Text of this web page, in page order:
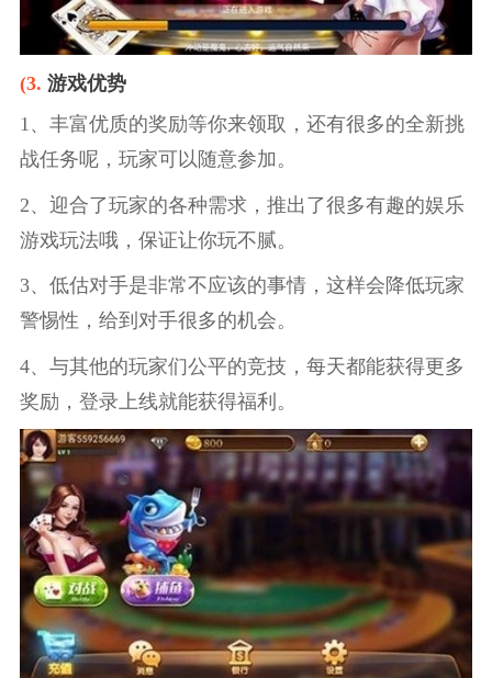
(3. 游戏优势
1、丰富优质的奖励等你来领取，还有很多的全新挑
战任务呢，玩家可以随意参加。
2、迎合了玩家的各种需求，推出了很多有趣的娱乐
游戏玩法哦，保证让你玩不腻。
3、低估对手是非常不应该的事情，这样会降低玩家
警惕性，给到对手很多的机会。
4、与其他的玩家们公平的竞技，每天都能获得更多
奖励，登录上线就能获得福利。